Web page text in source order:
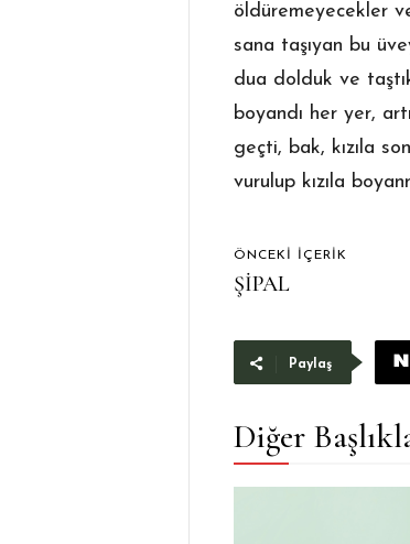
öldüremeyecekler
sana taşıyan bu
dua dolduk ve
boyandı her yer,
geçti, bak, kızıla
vurulup kızıla
ÖNCEKI İÇERIK
ŞİPAL
Paylaş
Diğer